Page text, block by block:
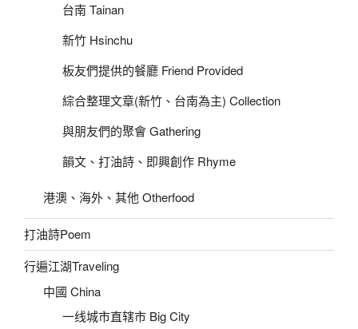
台南 Tainan
新竹 Hsinchu
板友們提供的餐廳 Friend Provided
綜合整理文章(新竹、台南為主) Collection
與朋友們的聚會 Gathering
韻文、打油詩、即興創作 Rhyme
港澳、海外、其他 Otherfood
打油詩Poem
行遍江湖Traveling
中國 China
一线城市直辖市 Big City